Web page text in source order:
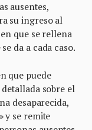
ausentes,
su ingreso al
que se rellena
da a cada caso.
que puede
sobre el
desaparecida,
y se remite